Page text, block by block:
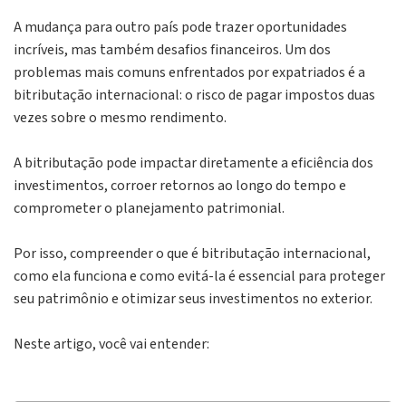
A mudança para outro país pode trazer oportunidades
incríveis, mas também desafios financeiros. Um dos
problemas mais comuns enfrentados por expatriados é a
bitributação internacional: o risco de pagar impostos duas
vezes sobre o mesmo rendimento.
A bitributação pode impactar diretamente a eficiência dos
investimentos, corroer retornos ao longo do tempo e
comprometer o planejamento patrimonial.
Por isso, compreender o que é bitributação internacional,
como ela funciona e como evitá-la é essencial para proteger
seu patrimônio e otimizar seus investimentos no exterior.
Neste artigo, você vai entender: